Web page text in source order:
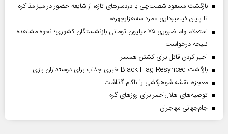
بازگشت مسعود شصت‌چی با دردسر‌های تازه؛ از شایعه حضور در میز مذاکره
تا پایان فیلمبرداری «مرد سه‌هزارچهره»
استعلام وام ضروری ۷۵ میلیون تومانی بازنشستگان کشوری؛ نحوه مشاهده
نتیجه درخواست
اجیر کردن قاتل برای کشتن همسر!
بازگشت Black Flag Resynced خبری جذاب برای دوستداران بازی
معجزه، نقشه شوهرکشی را ناکام گذاشت
توصیه‌های هلال‌احمر برای روز‌های گرم
جام‌جهانی مهاجران